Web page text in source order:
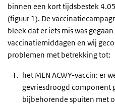
binnen een kort tijdsbestek
(figuur 1). De
bleek dat er iets mis was
vaccinatiemiddagen en wij
problemen met betrekking tot:
het MEN ACWY-vaccin: er
gevriesdroogd component
bijbehorende spuiten met